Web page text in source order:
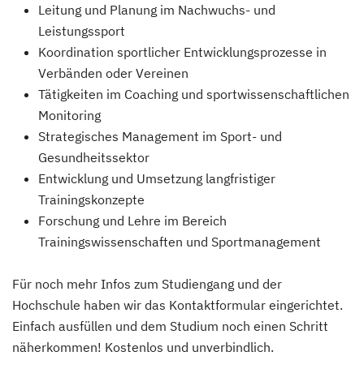
Leitung und Planung im Nachwuchs- und
Leistungssport
Koordination sportlicher Entwicklungsprozesse in
Verbänden oder Vereinen
Tätigkeiten im Coaching und sportwissenschaftlichen
Monitoring
Strategisches Management im Sport- und
Gesundheitssektor
Entwicklung und Umsetzung langfristiger
Trainingskonzepte
Forschung und Lehre im Bereich
Trainingswissenschaften und Sportmanagement
Für noch mehr Infos zum Studiengang und der
Hochschule haben wir das Kontaktformular eingerichtet.
Einfach ausfüllen und dem Studium noch einen Schritt
näherkommen! Kostenlos und unverbindlich.